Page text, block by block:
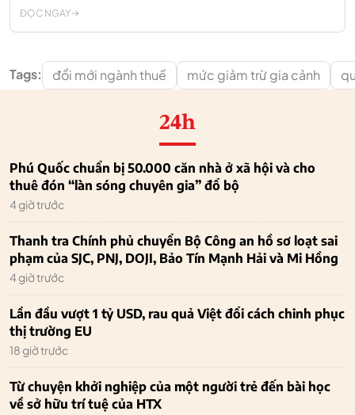
ĐỌC NGAY
Tags: đổi mới ngành thuế mức giảm trừ gia cảnh
24h
Phú Quốc chuẩn bị 50.000 căn nhà ở xã hội và cho
thuê đón “làn sóng chuyên gia” đổ bộ
4 giờ trước
Thanh tra Chính phủ chuyển Bộ Công an hồ sơ loạt sai
phạm của SJC, PNJ, DOJI, Bảo Tín Mạnh Hải và Mi Hồng
4 giờ trước
Lần đầu vượt 1 tỷ USD, rau quả Việt đổi cách chinh phục
thị trường EU
18 giờ trước
Từ chuyện khởi nghiệp của một người trẻ đến bài học
về sở hữu trí tuệ của HTX